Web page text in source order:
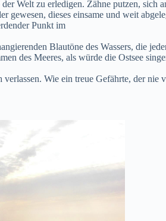
Welt zu erledigen. Zähne putzen, sich
gewesen, dieses einsame und weit
Punkt im
Blautöne des Wassers, die
des Meeres, als würde die Ostsee
Wie ein treue Gefährte, der